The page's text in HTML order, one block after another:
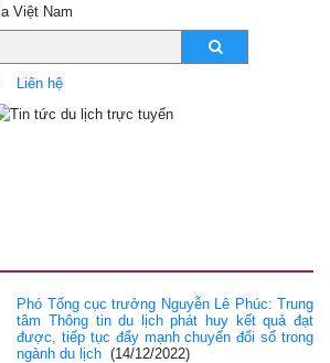
Liên hệ
Phó Tổng cục trưởng Nguyễn Lê Phúc: Trung
tâm Thông tin du lịch phát huy kết quả đạt
được, tiếp tục đẩy mạnh chuyển đổi số trong
ngành du lịch (14/12/2022)